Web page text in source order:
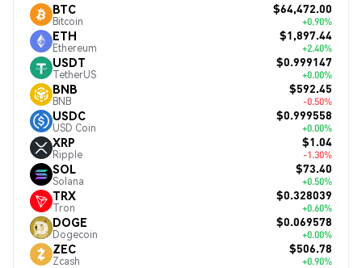
BTC
Bitcoin
$64,472.00
+0.90%
ETH
Ethereum
$1,897.44
+2.40%
USDT
TetherUS
$0.999147
+0.00%
BNB
BNB
$592.45
-0.50%
USDC
USD Coin
$0.999558
+0.00%
XRP
Ripple
$1.04
-1.30%
SOL
Solana
$73.40
+0.50%
TRX
Tron
$0.328039
+0.60%
DOGE
Dogecoin
$0.069578
+0.00%
ZEC
Zcash
$506.78
+0.90%